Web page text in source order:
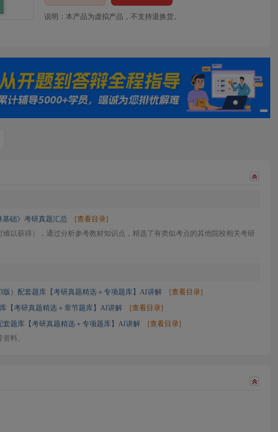
说明：本产品为虚拟产品，不支持退换货。
础》考研真题汇总
[查看目录]
以获得），通过分析参考教材知识点，精选了有类似考点的其他院校相关考研
版）配套题库【考研真题精选＋专项题库】AI讲解 [查看目录]
【考研真题精选＋章节题库】AI讲解 [查看目录]
套题库【考研真题精选＋专项题库】AI讲解
[查看目录]
料。